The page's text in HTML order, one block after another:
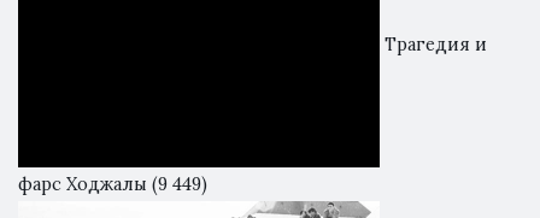
Трагедия и
фарс Ходжалы (9 449)